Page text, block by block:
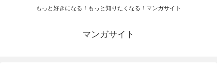
もっと好きになる！もっと知りたくなる！マンガサイト
マンガサイト